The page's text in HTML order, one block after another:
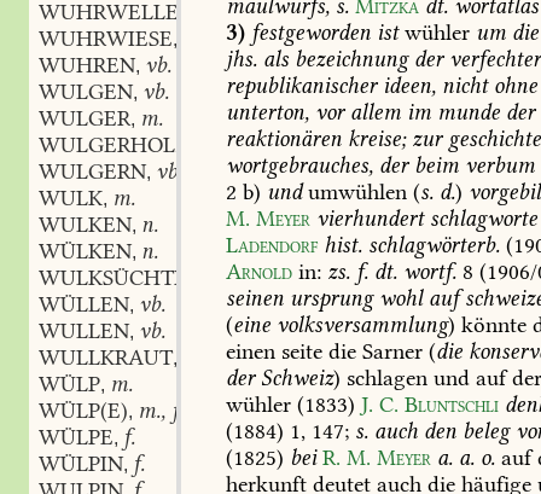
WUHRWELLE
WUHRWIESE,
WUHREN, vb.
WULGEN, vb.
WULGER, m.
WULGERHOLZ
WULGERN, vb.
WULK, m.
WULKEN, n.
WÜLKEN, n.
WULKSÜCHTIG
adj.
WÜLLEN, vb.
WULLEN, vb.
WULLKRAUT,
WÜLP, m.
WÜLP(E), m., f.
WÜLPE, f.
WÜLPIN, f.
maulwurfs, s. Mitzka dt. wortatlas
3) festgeworden istwühler um die
jhs. als bezeichnungderverfechter
republikanischerideen, nichtohne
unterton, vorallem im munde der
reaktionären kreise;zurgeschichte
wortgebrauches, derbeim verbum
2 b) undumwühlen (s. d.)
M. Meyer vierhundertschlagworte
Ladendorf hist. schlagwörterb.
Arnold in: zs. f. dt. wortf. 8
seinen ursprungwohlauf
(eine volksversammlung) könnte
einen seite die Sarner (die
derSchweiz) schlagen und auf
wühler (1833) J. C. Bluntschli
(1884) 1, 147; s. auch den beleg
(1825) bei R. M. Meyer a. a. o. auf
herkunft deutet auch die häufige